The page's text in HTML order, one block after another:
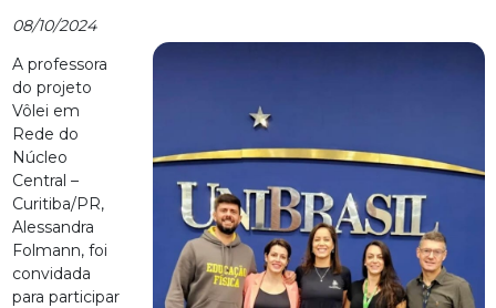
08/10/2024
A professora
do projeto
Vôlei em
Rede do
Núcleo
Central –
Curitiba/PR,
Alessandra
Folmann, foi
convidada
para participar